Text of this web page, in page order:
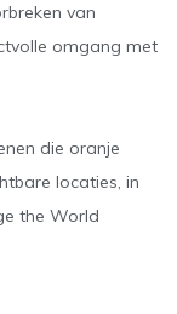
van
omgang met
die oranje
locaties, in
the World